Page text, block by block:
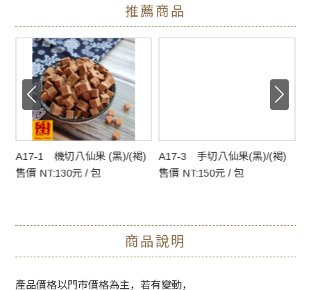
質、過篩分級、選色、烘乾、人工挑選、包裝、運送、層層
把關。
枸杞子含有豐富的胡蘿蔔素、多種維生素和鈣、鐵等健康的
必需營養物質，俗稱「明眼子」。
※枸杞在常溫運送過程中，可能因溫度不夠低而釋出糖份
（天然糖份）黏在一起，是正常現象，請安心食用。
推薦商品
A17-1 機切八仙果 (黑)/(褐)
售價 NT:130元 / 包
A17-3 手切八仙果(黑)/(褐)
售價 NT:150元 / 包
商品說明
產品價格以門市價格為主，若有變動，